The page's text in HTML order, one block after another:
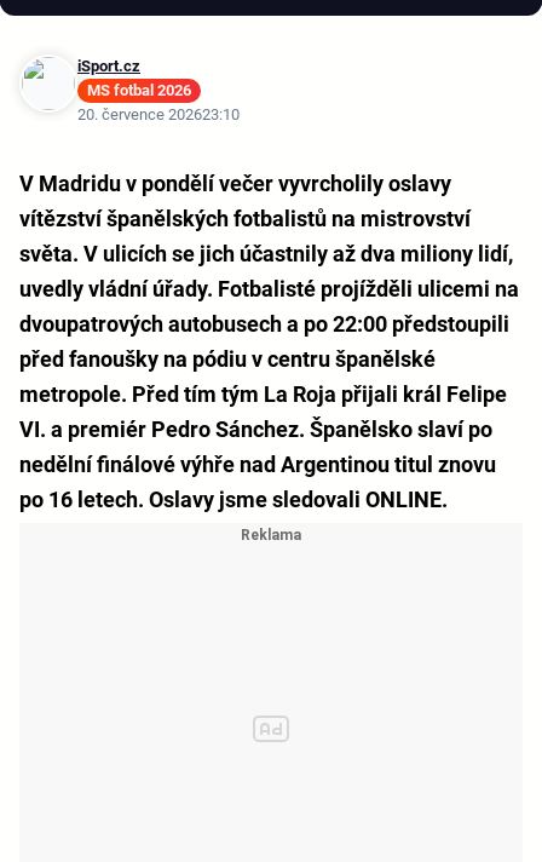
iSport.cz
MS fotbal 2026
20. července 202623:10
V Madridu v pondělí večer vyvrcholily oslavy
vítězství španělských fotbalistů na mistrovství
světa. V ulicích se jich účastnily až dva miliony lidí,
uvedly vládní úřady. Fotbalisté projížděli ulicemi na
dvoupatrových autobusech a po 22:00 předstoupili
před fanoušky na pódiu v centru španělské
metropole. Před tím tým La Roja přijali král Felipe
VI. a premiér Pedro Sánchez. Španělsko slaví po
nedělní finálové výhře nad Argentinou titul znovu
po 16 letech. Oslavy jsme sledovali ONLINE.